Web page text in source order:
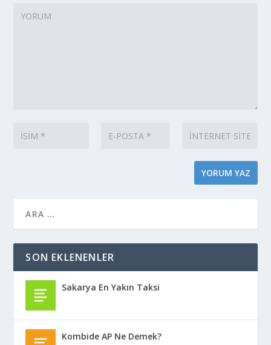
SON EKLENENLER
Sakarya En Yakın Taksi
Kombide AP Ne Demek?